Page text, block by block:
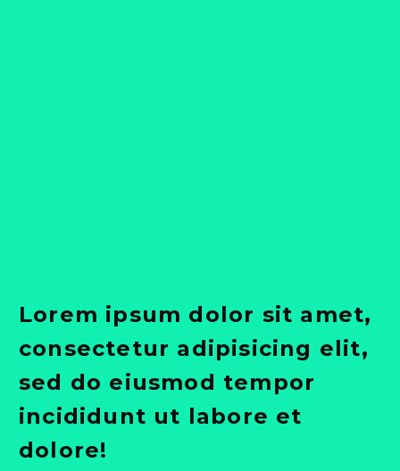
Lorem ipsum dolor sit amet,
consectetur adipisicing elit,
sed do eiusmod tempor
incididunt ut labore et
dolore!